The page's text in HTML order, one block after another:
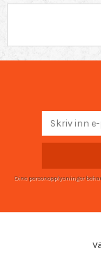
Dine personopplysninger